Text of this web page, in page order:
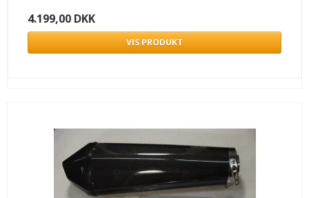
4.199,00 DKK
VIS PRODUKT